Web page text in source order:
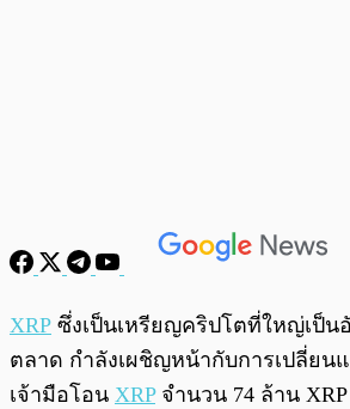
พร้อมเล่น
XRP ซึ่งเป็นเหรียญคริปโตที่ใหญ่เป็น
ตลาด กำลังเผชิญหน้ากับการเปลี่ยน
เจ้ามือโอน XRPจำนวน 74 ล้าน XRP